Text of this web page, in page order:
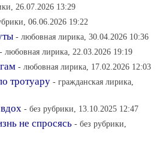
26.07.2026 13:29
06.06.2026 19:22
- любовная лирика, 30.04.2026 10:36
- любовная лирика, 22.03.2026 19:19
- любовная лирика, 17.02.2026 12:03
тротуару - гражданская лирика,
- без рубрики, 13.10.2025 12:47
не спросясь - без рубрики,